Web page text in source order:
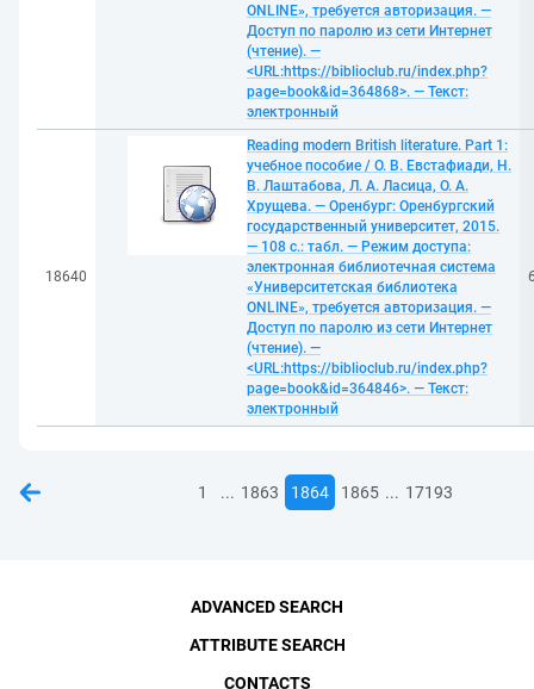
ONLINE», требуется авторизация. —
Доступ по паролю из сети Интернет
(чтение). —
<URL:https://biblioclub.ru/index.php?
page=book&id=364868>. — Текст:
электронный
18640
Reading modern British literature. Part 1:
учебное пособие / О. В. Евстафиади, Н.
В. Лаштабова, Л. А. Ласица, О. А.
Хрущева. — Оренбург: Оренбургский
государственный университет, 2015.
— 108 с.: табл. — Режим доступа:
электронная библиотечная система
«Университетская библиотека
ONLINE», требуется авторизация. —
Доступ по паролю из сети Интернет
(чтение). —
<URL:https://biblioclub.ru/index.php?
page=book&id=364846>. — Текст:
электронный
1 ... 1863 1864 1865 ... 17193
ADVANCED SEARCH
ATTRIBUTE SEARCH
CONTACTS